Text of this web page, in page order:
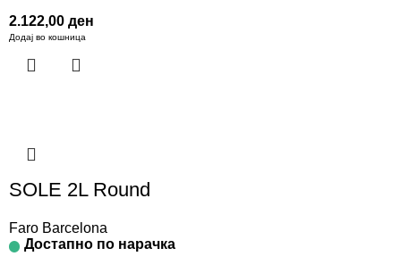
2.122,00 ден
Додај во кошница
SOLE 2L Round
Faro Barcelona
Достапно по нарачка